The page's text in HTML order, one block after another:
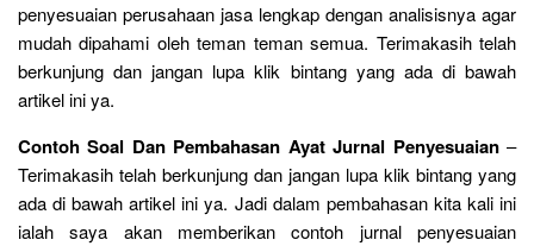
penyesuaian perusahaan jasa lengkap dengan analisisnya agar
mudah dipahami oleh teman teman semua. Terimakasih telah
berkunjung dan jangan lupa klik bintang yang ada di bawah
artikel ini ya.
Contoh Soal Dan Pembahasan Ayat Jurnal Penyesuaian–
Terimakasih telah berkunjung dan jangan lupa klik bintang yang
ada di bawah artikel ini ya. Jadi dalam pembahasan kita kali ini
ialah saya akan memberikan contoh jurnal penyesuaian